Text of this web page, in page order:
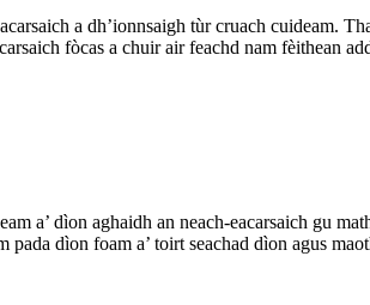
a dh’ionnsaigh tùr cruach cuideam.
fòcas a chuir air feachd nam fèithean
a’ dìon aghaidh an neach-eacarsaich gu
dìon foam a’ toirt seachad dìon agus